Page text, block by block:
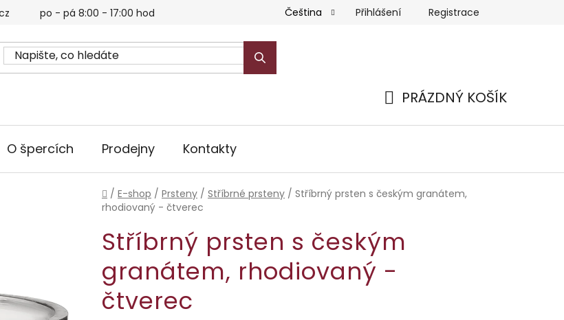
po - pá 8:00 - 17:00 hod Čeština Přihlášení Registrace
PRÁZDNÝ KOŠÍK
O špercích Prodejny Kontakty
Domů
/ E-shop / Prsteny / Stříbrné prsteny / Stříbrný prsten s českým granátem,
rhodiovaný - čtverec
Stříbrný prsten s českým
granátem, rhodiovaný -
čtverec